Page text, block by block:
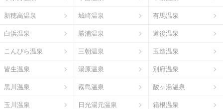
新穂高温泉 城崎温泉 有馬温泉
白浜温泉 勝浦温泉 道後温泉
こんぴら温泉 三朝温泉 玉造温泉
皆生温泉 湯原温泉 別府温泉
黒川温泉 霧島温泉 酸ヶ湯温泉
玉川温泉 日光湯元温泉 箱根温泉